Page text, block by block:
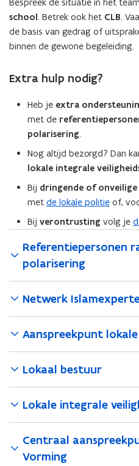
school. Betrek ook het CLB.
de basis van gedrag of
binnen de gewone begeleiding.
Extra hulp nodig?
Heb je extra
met de
polarisering.
Nog altijd bezorgd? Dan
lokale integrale
Bij dringende of
met de lokale politie of,
Bij verontrusting volg je
Referentiepersonen
polarisering
Netwerk
Aanspreekpunt
Lokaal bestuur
Lokale integrale
Centraal
Vorming